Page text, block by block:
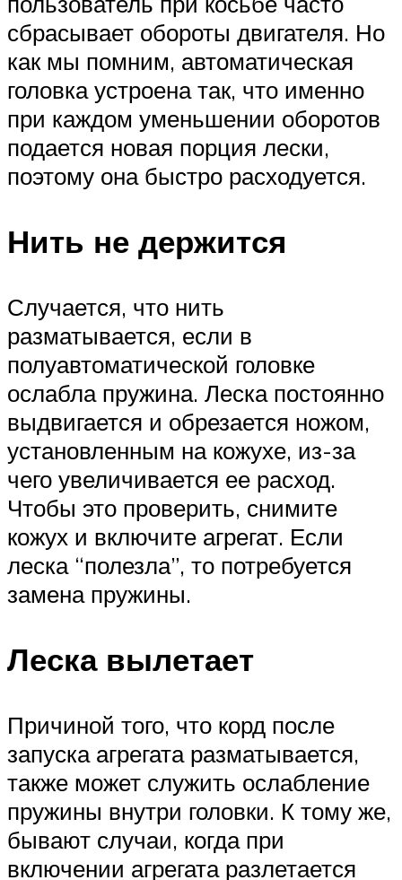
сбрасывает обороты двигателя. Но
как мы помним, автоматическая
головка устроена так, что именно
при каждом уменьшении оборотов
подается новая порция лески,
поэтому она быстро расходуется.
Нить не держится
Случается, что нить
разматывается, если в
полуавтоматической головке
ослабла пружина. Леска постоянно
выдвигается и обрезается ножом,
установленным на кожухе, из-за
чего увеличивается ее расход.
Чтобы это проверить, снимите
кожух и включите агрегат. Если
леска “полезла”, то потребуется
замена пружины.
Леска вылетает
Причиной того, что корд после
запуска агрегата разматывается,
также может служить ослабление
пружины внутри головки. К тому же,
бывают случаи, когда при
включении агрегата разлетается